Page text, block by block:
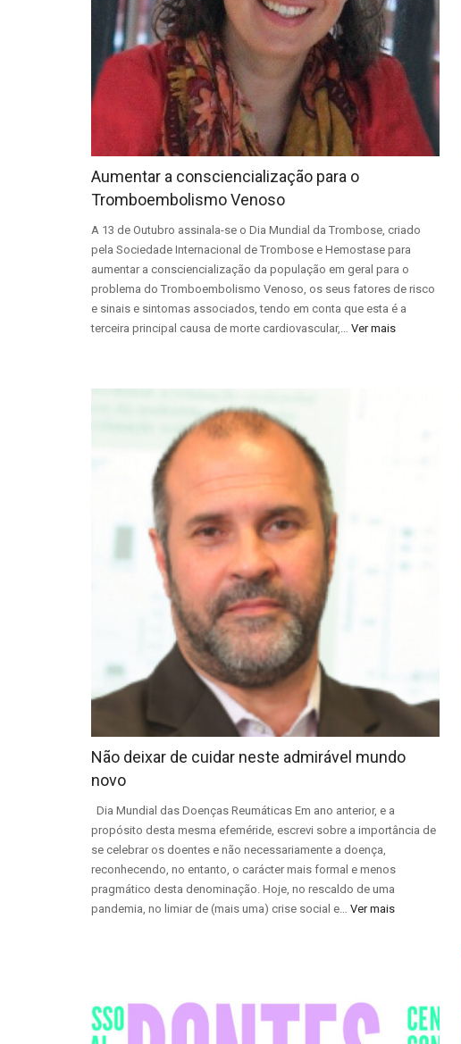
Aumentar a consciencialização para o
Tromboembolismo Venoso
A 13 de Outubro assinala-se o Dia Mundial da Trombose, criado
pela Sociedade Internacional de Trombose e Hemostase para
aumentar a consciencialização da população em geral para o
problema do Tromboembolismo Venoso, os seus fatores de risco
e sinais e sintomas associados, tendo em conta que esta é a
terceira principal causa de morte cardiovascular,… Ver mais
Não deixar de cuidar neste admirável mundo
novo
Dia Mundial das Doenças Reumáticas Em ano anterior, e a
propósito desta mesma efeméride, escrevi sobre a importância de
se celebrar os doentes e não necessariamente a doença,
reconhecendo, no entanto, o carácter mais formal e menos
pragmático desta denominação. Hoje, no rescaldo de uma
pandemia, no limiar de (mais uma) crise social e… Ver mais